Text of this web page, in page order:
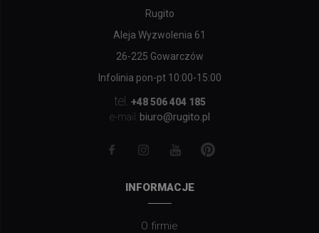
Rugito
Aleja Wyzwolenia 61
26-225 Gowarczów
Infolinia pon-pt 10:00-15:00
tel.
+48 506 404 185
e-mail: biuro@rugito.pl
INFORMACJE
O firmie